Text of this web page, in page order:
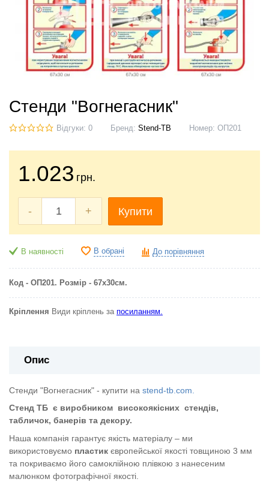
Стенди "Вогнегасник"
Відгуки: 0 Бренд: Stend-TB Номер: ОП201
1.023 грн.
- + Купити
В наявності В обрані До порівняння
Код - ОП201. Розмір - 67х30см.
Кріплення Види кріплень за посиланням.
Опис
Стенди "Вогнегасник" - купити на stend-tb.com.
Стенд ТБ є виробником високоякісних стендів,
табличок, банерів та декору.
Наша компанія гарантує якість матеріалу – ми
використовуємо пластик європейської якості товщиною 3 мм
та покриваємо його самоклійною плівкою з нанесеним
малюнком фотографічної якості.